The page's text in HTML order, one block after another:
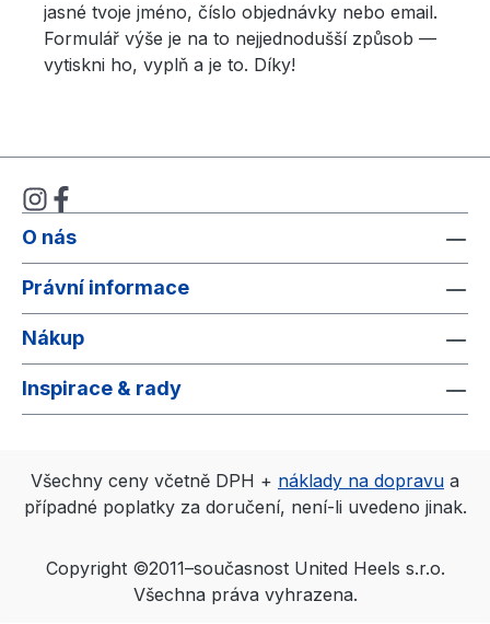
jasné tvoje jméno, číslo objednávky nebo email.
Formulář výše je na to nejjednodušší způsob —
vytiskni ho, vyplň a je to. Díky!
O nás
Právní informace
Nákup
Inspirace & rady
Všechny ceny včetně DPH + náklady na dopravu a
případné poplatky za doručení, není-li uvedeno jinak.
Copyright ©2011–současnost United Heels s.r.o.
Všechna práva vyhrazena.